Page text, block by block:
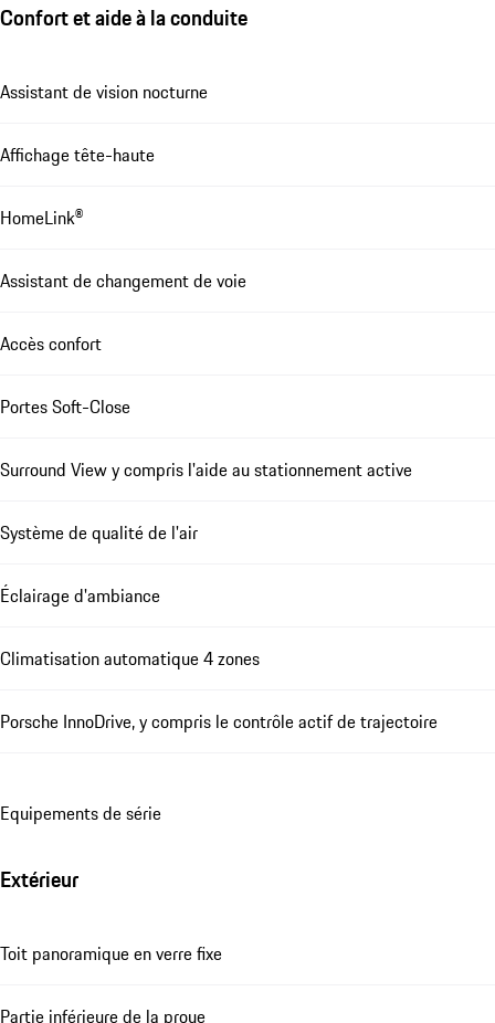
Confort et aide à la conduite
Assistant de vision nocturne
Affichage tête-haute
HomeLink®
Assistant de changement de voie
Accès confort
Portes Soft-Close
Surround View y compris l'aide au stationnement active
Système de qualité de l'air
Éclairage d'ambiance
Climatisation automatique 4 zones
Porsche InnoDrive, y compris le contrôle actif de trajectoire
Equipements de série
Extérieur
Toit panoramique en verre fixe
Partie inférieure de la proue